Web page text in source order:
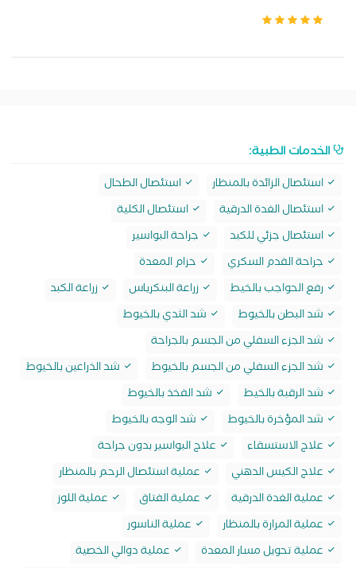
الخدمات الطبية:
استئصال الزائدة بالمنظار
استئصال الطحال
استئصال الغدة الدرقية
استئصال الكلية
استئصال جزئي للكبد
جراحة البواسير
جراحة القدم السكري
حزام المعدة
رفع الحواجب بالخيط
زراعة البنكرياس
زراعة الكبد
شد البطن بالخيوط
شد الثدي بالخيوط
شد الجزء السفلي من الجسم بالجراحة
شد الجزء السفلي من الجسم بالخيوط
شد الذراعين بالخيوط
شد الرقبة بالخيط
شد الفخذ بالخيوط
شد المؤخرة بالخيوط
شد الوجه بالخيوط
علاج الاستسقاء
علاج البواسير بدون جراحة
علاج الكيس الدهني
عملية استئصال الرحم بالمنظار
عملية الغدة الدرقية
عملية الفتاق
عملية اللوز
عملية المرارة بالمنظار
عملية الناسور
عملية تحويل مسار المعدة
عملية دوالي الخصية